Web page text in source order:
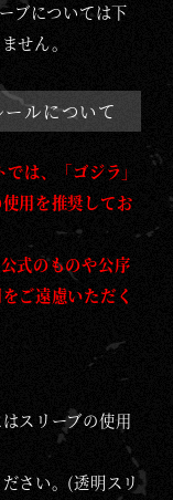
ブについては下
せん。
ルについて
は、「ゴジラ」
用を推奨してお
式のものや公序
ご遠慮いただく
スリーブの使用
さい。(透明スリ